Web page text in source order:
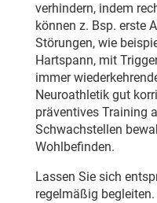
verhindern, indem
können z. Bsp. erste
Störungen, wie
Hartspann, mit
immer
Neuroathletik gut
präventives Training
Schwachstellen
Wohlbefinden.
Lassen Sie sich
regelmäßig